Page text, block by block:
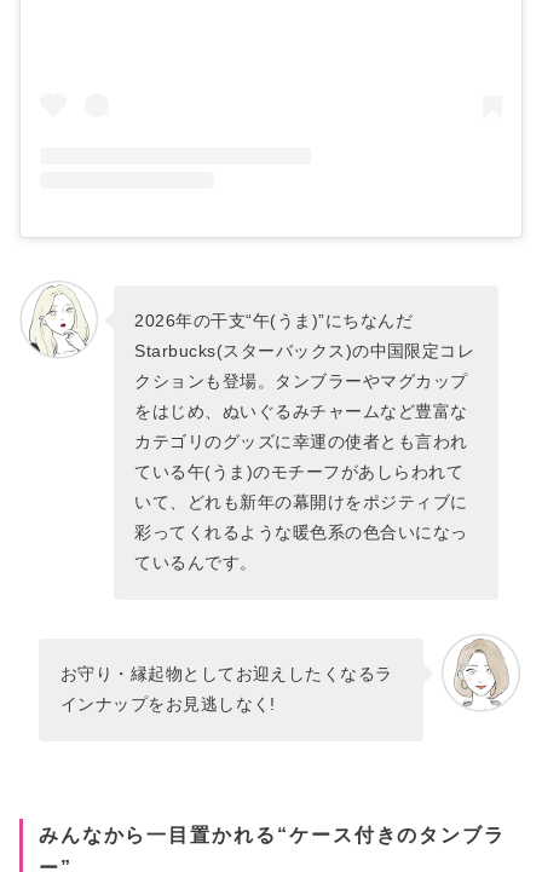
2026年の干支“午(うま)”にちなんだ
Starbucks(スターバックス)の中国限定コレ
クションも登場。タンブラーやマグカップ
をはじめ、ぬいぐるみチャームなど豊富な
カテゴリのグッズに幸運の使者とも言われ
ている午(うま)のモチーフがあしらわれて
いて、どれも新年の幕開けをポジティブに
彩ってくれるような暖色系の色合いになっ
ているんです。
お守り・縁起物としてお迎えしたくなるラ
インナップをお見逃しなく!
みんなから一目置かれる“ケース付きのタンブラ
ー”